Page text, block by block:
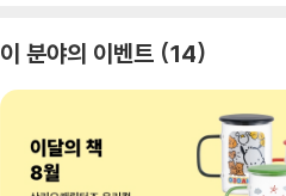
이 분야의 이벤트 14